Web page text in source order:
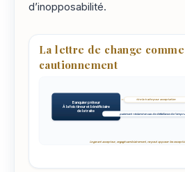
d’inopposabilité.
La lettre de change
cautionnement
Banquier prêteur
À la fois tireur et bénéficiaire
de la traite
tire la traite pour acceptation
paiement réclamé en cas de défaillance de
Le garant accepteur, engagé cambiairement, ne peut opposer les